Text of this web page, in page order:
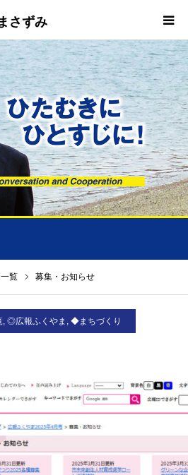
さずみ
覧 募集・お知らせ
, ◎広報ふくやま , ◆まちづくり